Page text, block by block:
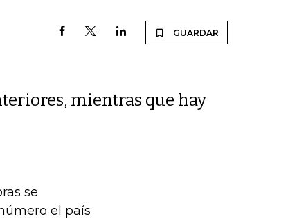
GUARDAR
mientras que hay
se
el país